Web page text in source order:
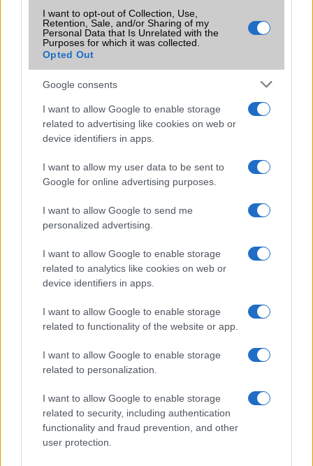
I want to opt-out of Collection, Use,
Retention, Sale, and/or Sharing of my
Personal Data that Is Unrelated with the
Purposes for which it was collected.
Opted Out
Google consents
I want to allow Google to enable storage
related to advertising like cookies on web or
device identifiers in apps.
I want to allow my user data to be sent to
Google for online advertising purposes.
I want to allow Google to send me
personalized advertising.
I want to allow Google to enable storage
related to analytics like cookies on web or
device identifiers in apps.
I want to allow Google to enable storage
related to functionality of the website or app.
I want to allow Google to enable storage
related to personalization.
I want to allow Google to enable storage
related to security, including authentication
functionality and fraud prevention, and other
user protection.
PowerPoint, iBooks
Extrák Nincs
Vibra jelzés alap szolgáltatás
SIM típus eSIM eSIM
Flight mode Van
Funkciók
karcolás álló üveg,
olajálló burkolat,
color gamut, True-
tone, Qi fast wireless
olajálló burkolat,
2020 2020
Limited Edition Nincs Nincs